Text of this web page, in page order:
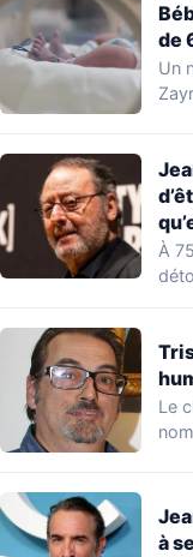
de
Un
À
Le
à